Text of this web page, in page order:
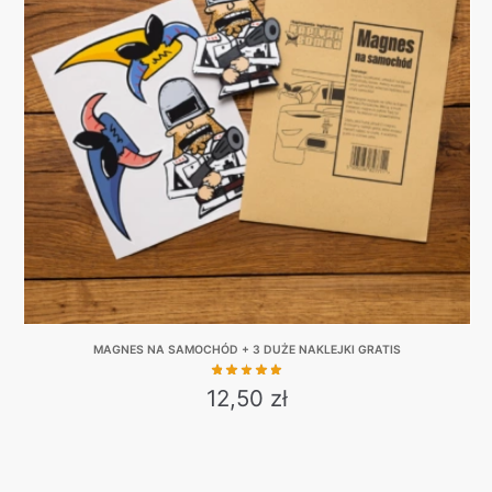
The
options
may
be
chosen
on
the
page
MAGNES NA SAMOCHÓD + 3 DUŻE NAKLEJKI GRATIS
12,50 zł